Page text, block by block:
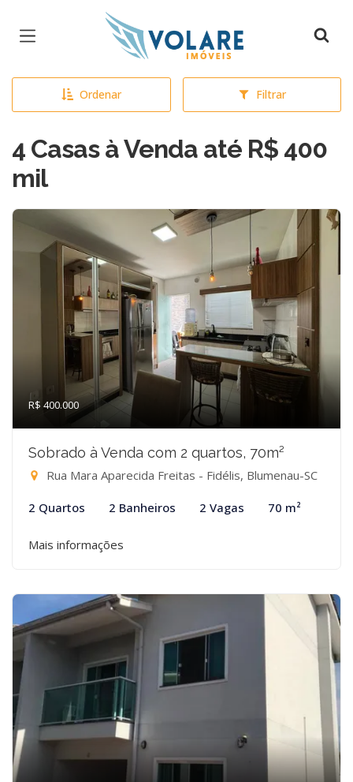
Página inicial
Ordenar Filtrar
4 Casas à Venda até R$ 400
mil
R$ 400.000
Sobrado à Venda com 2 quartos, 70m²
Rua Mara Aparecida Freitas - Fidélis, Blumenau-SC
2 Quartos 2 Banheiros 2 Vagas 70 m²
Mais informações